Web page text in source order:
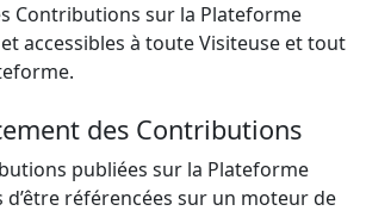
Contributions sur la Plateforme
accessibles à toute Visiteuse et tout
des Contributions
publiées sur la Plateforme
référencées sur un moteur de